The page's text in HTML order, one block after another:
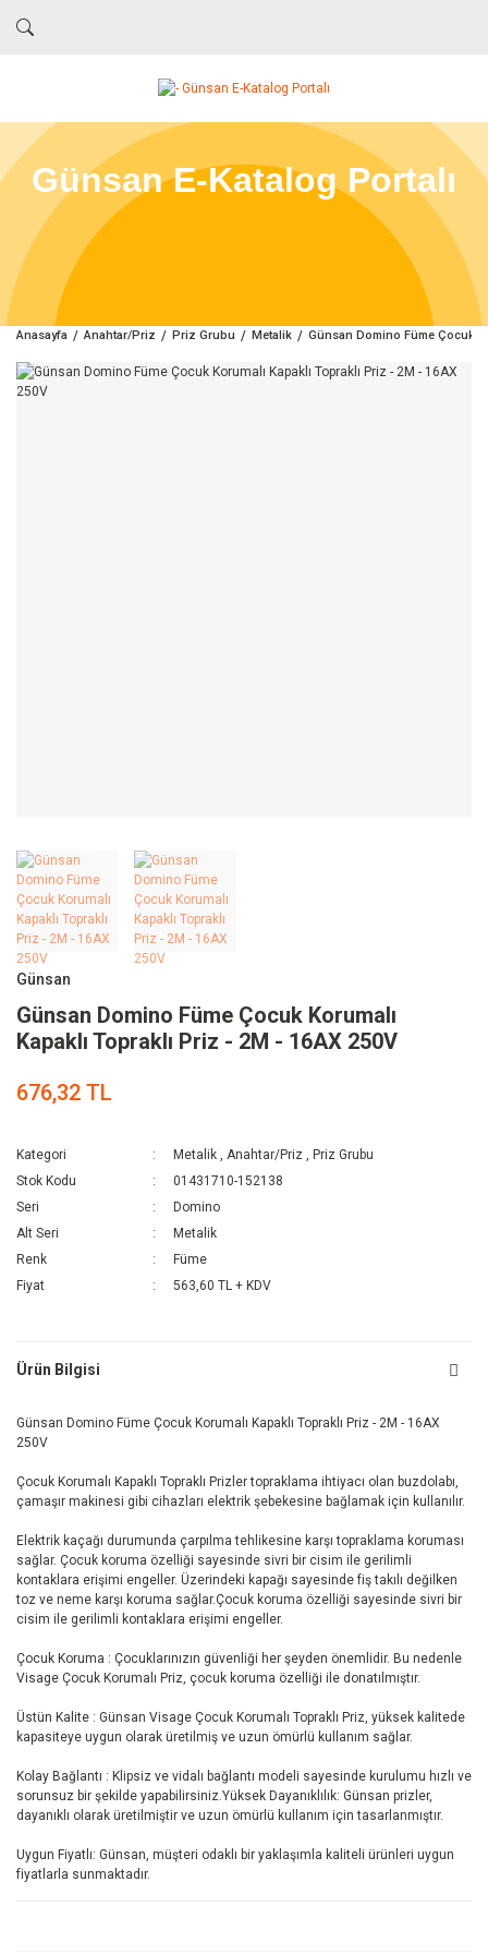
Günsan E-Katalog Portalı
Anasayfa Anahtar/Priz Priz Grubu Metalik Günsan Domino Füme Çocuk
Günsan
Günsan Domino Füme Çocuk Korumalı
Kapaklı Topraklı Priz - 2M - 16AX 250V
676,32 TL
Kategori Metalik ,Anahtar/Priz , Priz Grubu
Stok Kodu
01431710-152138
Seri
Domino
Alt Seri
Metalik
Renk
Füme
Fiyat
563,60 TL + KDV
Ürün Bilgisi
Günsan Domino Füme Çocuk Korumalı Kapaklı Topraklı Priz - 2M - 16AX
250V
Çocuk Korumalı Kapaklı Topraklı Prizler topraklama ihtiyacı olan buzdolabı,
çamaşır makinesi gibi cihazları elektrik şebekesine bağlamak için kullanılır.
Elektrik kaçağı durumunda çarpılma tehlikesine karşı topraklama koruması
sağlar. Çocuk koruma özelliği sayesinde sivri bir cisim ile gerilimli
kontaklara erişimi engeller. Üzerindeki kapağı sayesinde fiş takılı değilken
toz ve neme karşı koruma sağlar.Çocuk koruma özelliği sayesinde sivri bir
cisim ile gerilimli kontaklara erişimi engeller.
Çocuk Koruma : Çocuklarınızın güvenliği her şeyden önemlidir. Bu nedenle
Visage Çocuk Korumalı Priz, çocuk koruma özelliği ile donatılmıştır.
Üstün Kalite : Günsan Visage Çocuk Korumalı Topraklı Priz, yüksek kalitede
kapasiteye uygun olarak üretilmiş ve uzun ömürlü kullanım sağlar.
Kolay Bağlantı : Klipsiz ve vidalı bağlantı modeli sayesinde kurulumu hızlı ve
sorunsuz bir şekilde yapabilirsiniz.Yüksek Dayanıklılık: Günsan prizler,
dayanıklı olarak üretilmiştir ve uzun ömürlü kullanım için tasarlanmıştır.
Uygun Fiyatlı: Günsan, müşteri odaklı bir yaklaşımla kaliteli ürünleri uygun
fiyatlarla sunmaktadır.